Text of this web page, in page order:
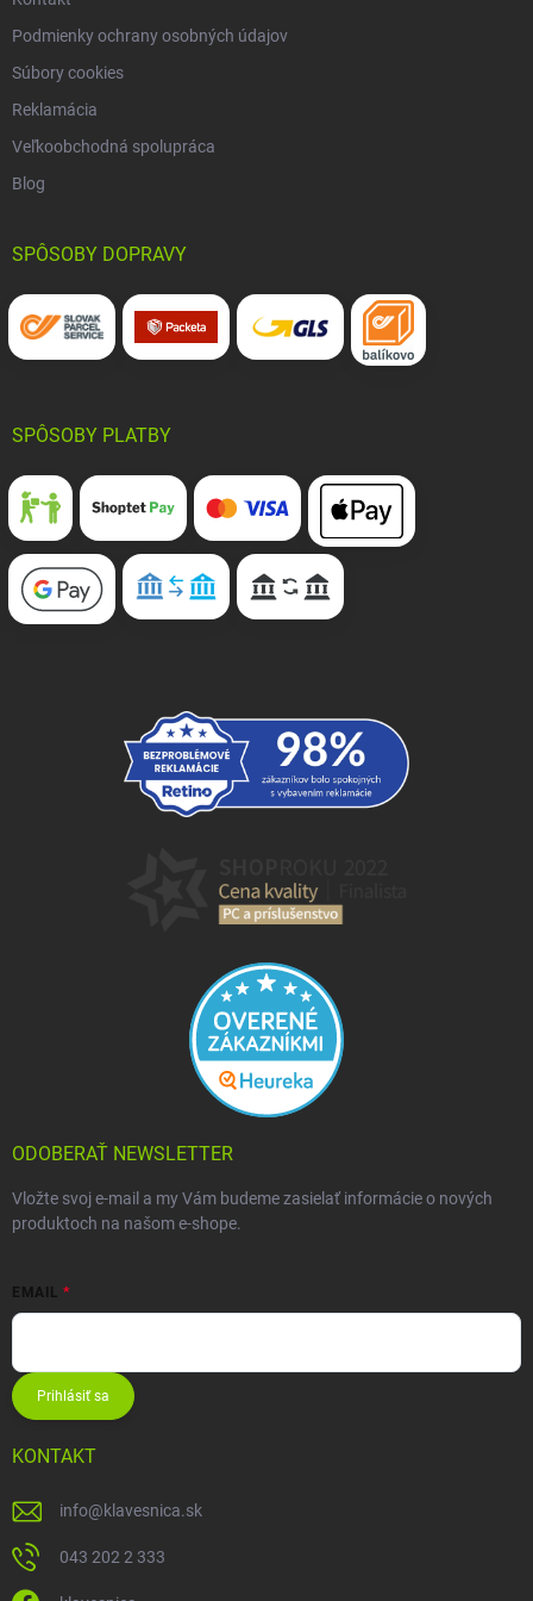
Podmienky ochrany osobných údajov
Súbory cookies
Reklamácia
Veľkoobchodná spolupráca
Blog
SPÔSOBY DOPRAVY
SPÔSOBY PLATBY
ODOBERAŤ NEWSLETTER
Vložte svoj e-mail a my Vám budeme zasielať informácie o nových
produktoch na našom e-shope.
EMAIL
Prihlásiť sa
KONTAKT
info@klavesnica.sk
043 202 2 333